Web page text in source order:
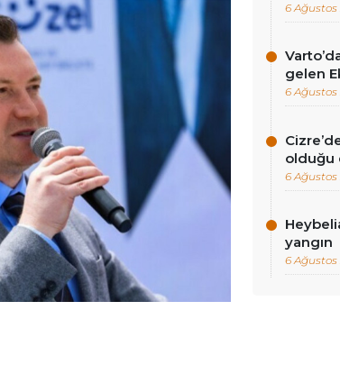
6 Ağustos
gelen
6 Ağustos
olduğu
6 Ağustos
yangın
6 Ağustos